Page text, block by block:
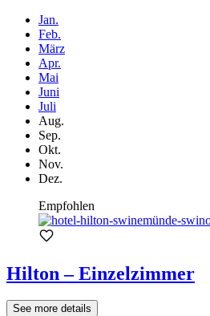
Jan.
Feb.
März
Apr.
Mai
Juni
Juli
Aug.
Sep.
Okt.
Nov.
Dez.
Empfohlen
Hilton – Einzelzimmer
See more details